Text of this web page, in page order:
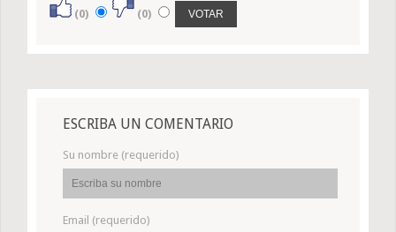
(0) (0)
ESCRIBA UN COMENTARIO
Su nombre (requerido)
Email (requerido)